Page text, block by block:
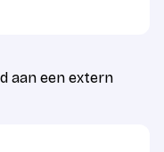
aan een extern